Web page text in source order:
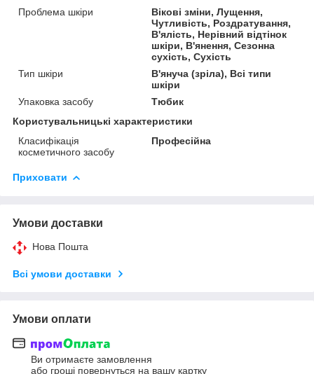
Проблема шкіри
Вікові зміни, Лущення,
Чутливість, Роздратування,
В'ялість, Нерівний відтінок
шкіри, В'янення, Сезонна
сухість, Сухість
Тип шкіри
В'януча (зріла), Всі типи
шкіри
Упаковка засобу
Тюбик
Користувальницькі характеристики
Класифікація
косметичного засобу
Професійна
Приховати
Умови доставки
Нова Пошта
Всі умови доставки
Умови оплати
Ви отримаєте замовлення
або гроші повернуться на вашу картку